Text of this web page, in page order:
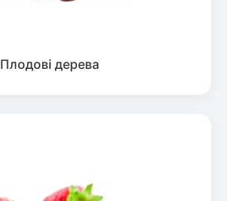
Плодові дерева